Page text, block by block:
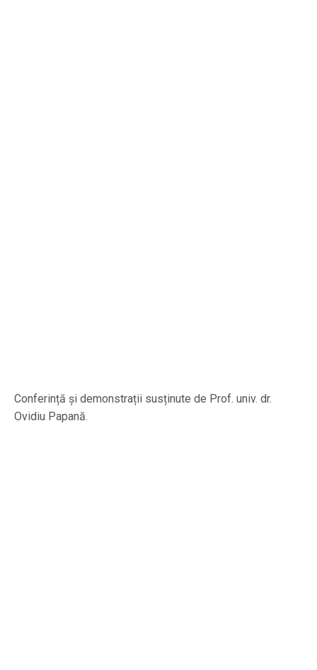
Conferință și demonstrații susținute de Prof. univ. dr.
Ovidiu Papană.